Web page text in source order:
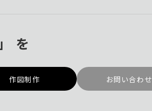
を
作図制作 お問い合わせ